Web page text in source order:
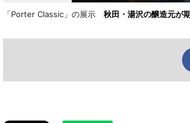
「Porter Classic」の展示 秋田・湯沢の醸造元が